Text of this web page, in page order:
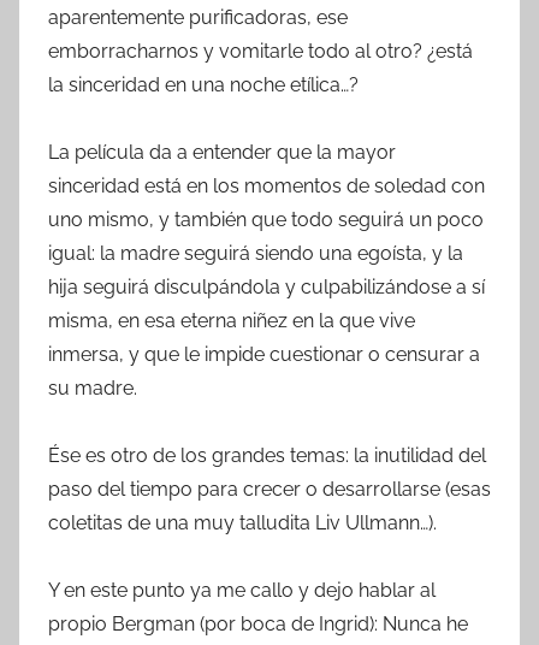
aparentemente purificadoras, ese
emborracharnos y vomitarle todo al otro? ¿está
la sinceridad en una noche etílica…?
La película da a entender que la mayor
sinceridad está en los momentos de soledad con
uno mismo, y también que todo seguirá un poco
igual: la madre seguirá siendo una egoísta, y la
hija seguirá disculpándola y culpabilizándose a sí
misma, en esa eterna niñez en la que vive
inmersa, y que le impide cuestionar o censurar a
su madre.
Ése es otro de los grandes temas: la inutilidad del
paso del tiempo para crecer o desarrollarse (esas
coletitas de una muy talludita Liv Ullmann…).
Y en este punto ya me callo y dejo hablar al
propio Bergman (por boca de Ingrid): Nunca he